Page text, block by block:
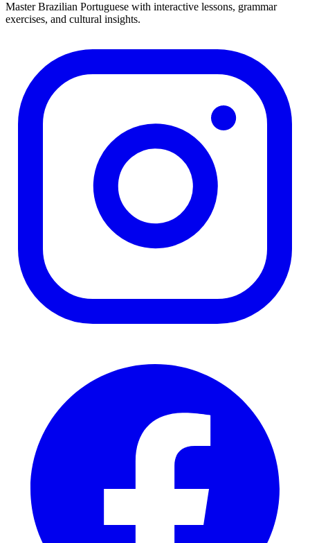
Master Brazilian Portuguese with interactive lessons, grammar
exercises, and cultural insights.